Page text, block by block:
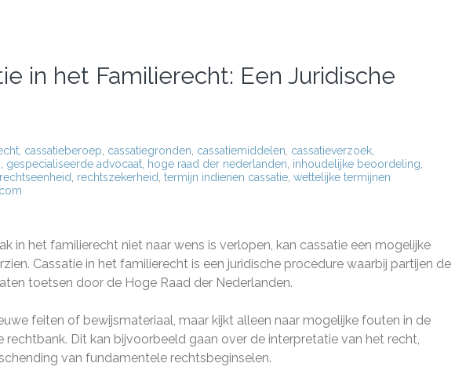
in het Familierecht: Een Juridische
cassatieberoep cassatiegronden cassatiemiddelen cassatieverzoek
gespecialiseerde advocaat hoge raad der nederlanden inhoudelijke beoordeling
rechtseenheid rechtszekerheid termijn indienen cassatie wettelijke termijnen
in het familierecht niet naar wens is verlopen, kan cassatie een mogelijke
Cassatie in het familierecht is een juridische procedure waarbij partijen de
toetsen door de Hoge Raad der Nederlanden.
feiten of bewijsmateriaal, maar kijkt alleen naar mogelijke fouten in de
rechtbank. Dit kan bijvoorbeeld gaan over de interpretatie van het recht,
van fundamentele rechtsbeginselen.